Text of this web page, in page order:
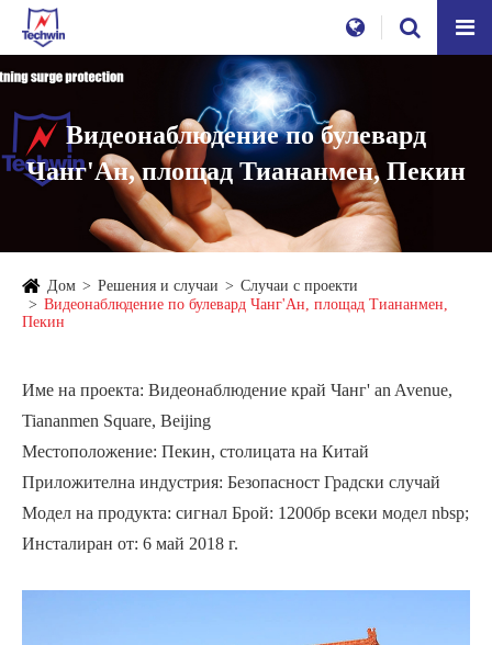
Видеонаблюдение по булевард
Чанг'Ан, площад Тиананмен, Пекин
Дом Решения и случаи
Случаи с проекти
Видеонаблюдение по булевард Чанг'Ан, площад Тиананмен,
Пекин
Име на проекта: Видеонаблюдение край Чанг' an Avenue,
Tiananmen Square, Beijing
Местоположение: Пекин, столицата на Китай
Приложителна индустрия: Безопасност Градски случай
Модел на продукта: сигнал Брой: 1200бр всеки модел nbsp;
Инсталиран от: 6 май 2018 г.